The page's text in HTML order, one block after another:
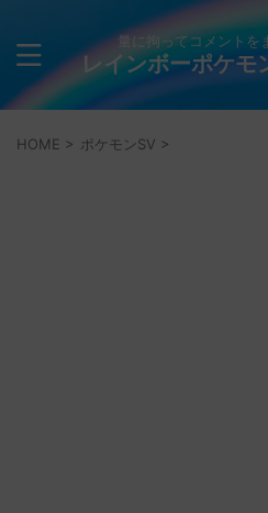
量に拘ってコメントを
レインボーポケモ
HOME > ポケモンSV >